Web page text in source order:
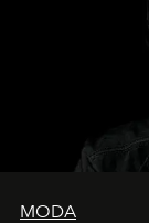
MODA